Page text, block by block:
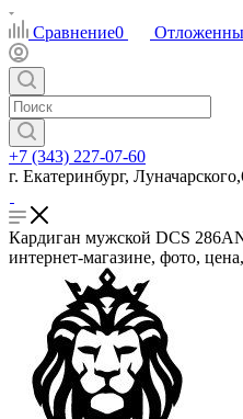
Сравнение0
+7 (343) 227-07-60
г. Екатеринбург,
Кардиган мужской DCS
интернет-магазине, фото,